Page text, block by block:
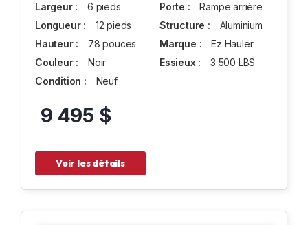
Largeur :
6 pieds
Longueur :
12 pieds
Hauteur :
78 pouces
Couleur :
Noir
Condition :
Neuf
Porte :
Rampe arrière
Structure :
Aluminium
Marque :
Ez Hauler
Essieux :
3 500 LBS
9 495 $
Voir les détails